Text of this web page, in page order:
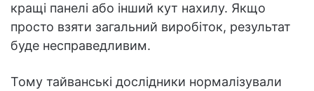
кращі панелі або інший кут нахилу. Якщо
просто взяти загальний виробіток, результат
буде несправедливим.
Тому тайванські дослідники нормалізували